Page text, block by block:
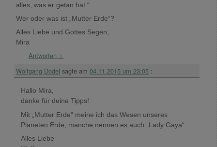
alles, was er getan hat.“
Wer oder was ist „Mutter Erde“?
Alles Liebe und Gottes Segen,
Mira
Antworten ↓
Wolfgang Dodel sagte am 04.11.2015 um 23:05 :
Hallo Mira,
danke für deine Tipps!
Mit „Mutter Erde“ meine ich das Wesen unseres
Planeten Erde, manche nennen es auch „Lady Gaya“.
Alles Liebe